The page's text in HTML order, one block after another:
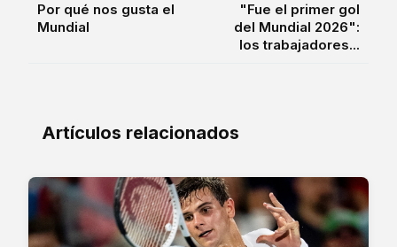
Por qué nos gusta el
Mundial
"Fue el primer gol
del Mundial 2026":
los trabajadores...
Artículos relacionados